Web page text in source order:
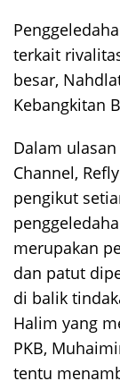
terkait
besar,
Kebangkitan
Dalam
Channel,
pengikut
merupakan
dan patut
di balik
Halim yang
PKB,
tentu